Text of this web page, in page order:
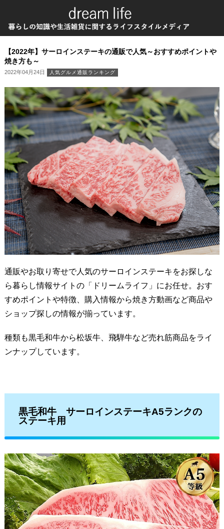
【2022年】サーロインステーキの通販で人気～おすすめポイントや
焼き方も～
2022年04月24日 人気グルメ通販ランキング
通販やお取り寄せで人気のサーロインステーキをお探しな
ら暮らし情報サイトの「ドリームライフ」にお任せ。おす
すめポイントや特徴、購入情報から焼き方動画など商品や
ショップ探しの情報が揃っています。
種類も黒毛和牛から松坂牛、飛騨牛など売れ筋商品をライ
ンナップしています。
黒毛和牛 サーロインステーキA5ランクの
ステーキ用